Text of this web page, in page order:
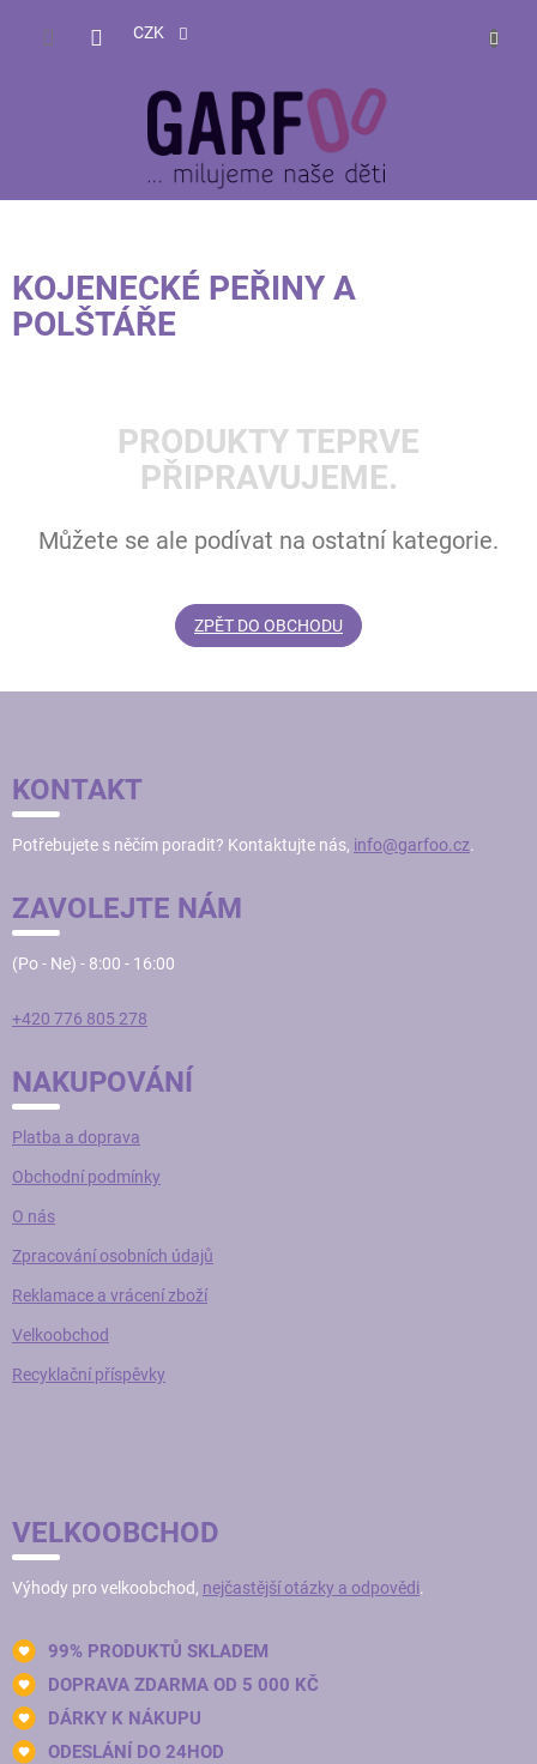
CZK
KOJENECKÉ PEŘINY A
POLŠTÁŘE
PRODUKTY TEPRVE
PŘIPRAVUJEME.
Můžete se ale podívat na ostatní kategorie.
ZPĚT DO OBCHODU
A
T
KONTAKT
Potřebujete s něčím poradit? Kontaktujte nás, info@garfoo.cz.
ZAVOLEJTE NÁM
(Po - Ne) - 8:00 - 16:00
+420 776 805 278
NAKUPOVÁNÍ
Platba a doprava
Obchodní podmínky
O nás
Zpracování osobních údajů
Reklamace a vrácení zboží
Velkoobchod
Recyklační příspěvky
VELKOOBCHOD
Výhody pro velkoobchod, nejčastější otázky a odpovědi.
99% PRODUKTŮ SKLADEM
DOPRAVA ZDARMA OD 5 000 KČ
DÁRKY K NÁKUPU
ODESLÁNÍ DO 24HOD